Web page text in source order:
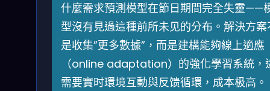
什麼需求預測模型在節日期間完全失靈——
型沒有見過這種前所未见的分布。解決方案
是收集”更多數據”，而是建構能夠線上適應
（online adaptation）的強化學習系統，
需要實时環境互動與反馈循環，成本极高。